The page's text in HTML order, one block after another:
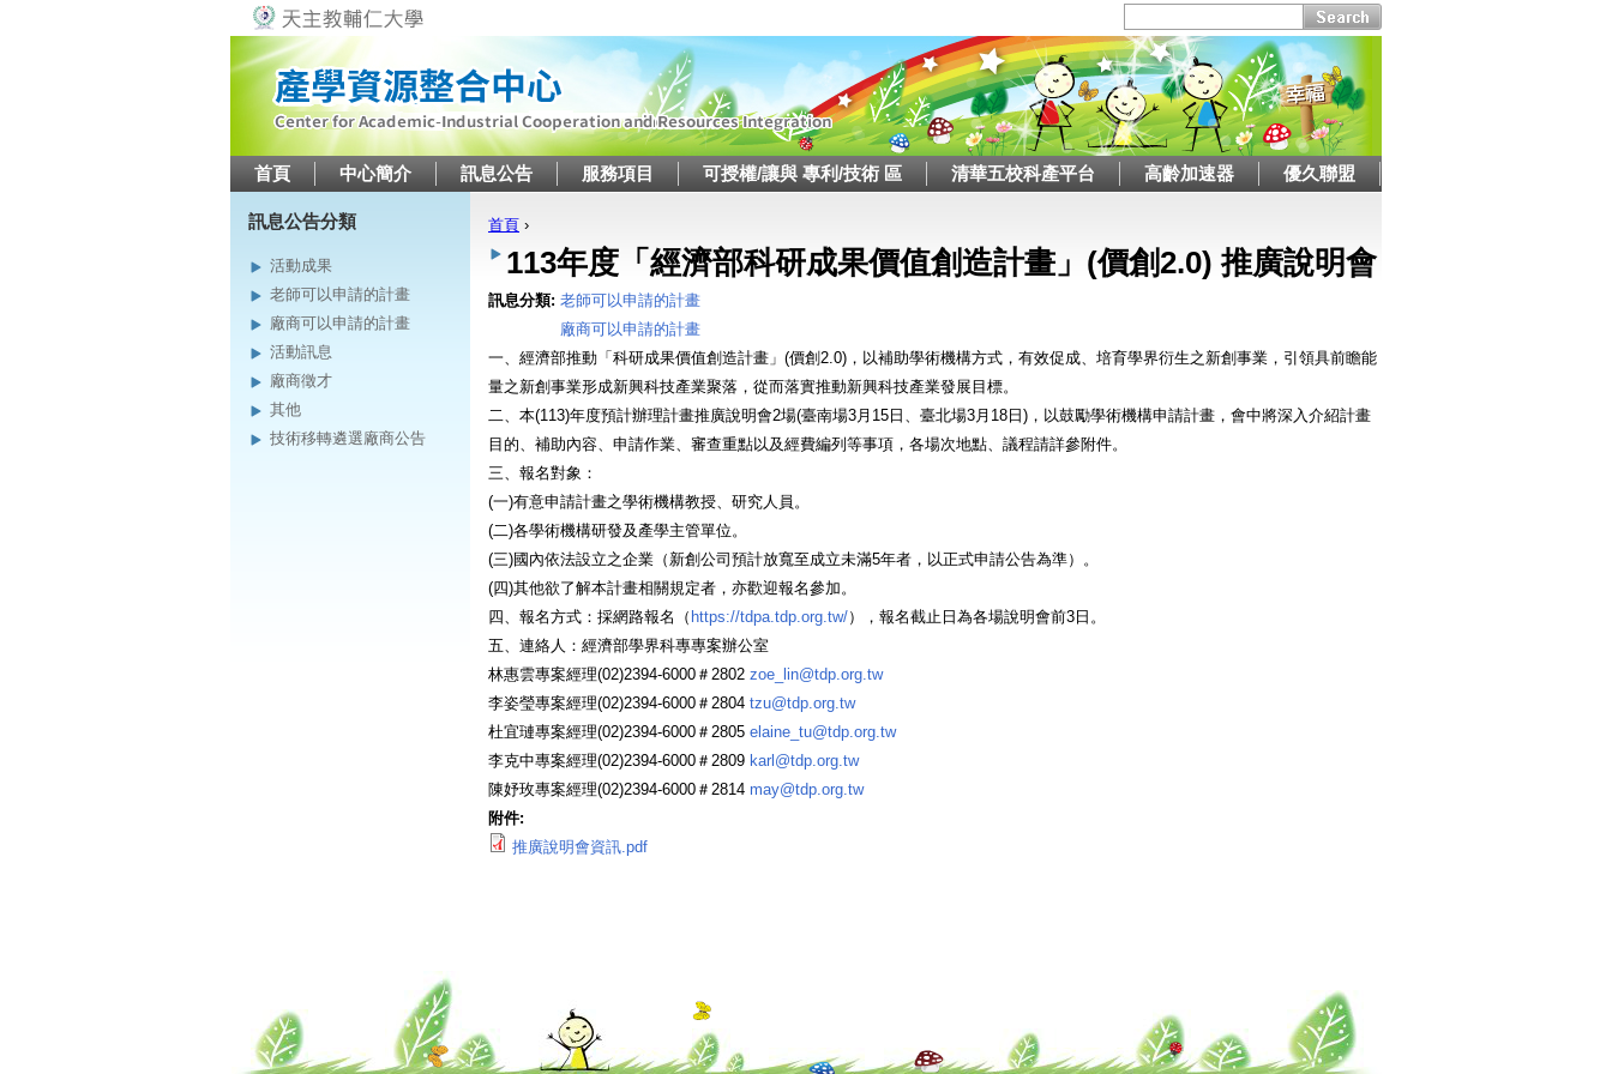
首頁 中心簡介 訊息公告 服務項目 可授權/讓與 專利/技術 區 清華五校科產平台 高齡加速器 優久聯盟
訊息公告分類
活動成果
老師可以申請的計畫
廠商可以申請的計畫
活動訊息
廠商徵才
其他
技術移轉遴選廠商公告
您在這裡
首頁 ›
113年度「經濟部科研成果價值創造計畫」(價創2.0) 推廣說明會
訊息分類: 老師可以申請的計畫
廠商可以申請的計畫
一、經濟部推動「科研成果價值創造計畫」(價創2.0)，以補助學術機構方式，有效促成、培育學界衍生之新創事業，引領具前瞻能
量之新創事業形成新興科技產業聚落，從而落實推動新興科技產業發展目標。
二、本(113)年度預計辦理計畫推廣說明會2場(臺南場3月15日、臺北場3月18日)，以鼓勵學術機構申請計畫，會中將深入介紹計畫
目的、補助內容、申請作業、審查重點以及經費編列等事項，各場次地點、議程請詳參附件。
三、報名對象：
(一)有意申請計畫之學術機構教授、研究人員。
(二)各學術機構研發及產學主管單位。
(三)國內依法設立之企業（新創公司預計放寬至成立未滿5年者，以正式申請公告為準）。
(四)其他欲了解本計畫相關規定者，亦歡迎報名參加。
四、報名方式：採網路報名（ https://tdpa.tdp.org.tw/），報名截止日為各場說明會前3日。
五、連絡人：經濟部學界科專專案辦公室
林惠雲專案經理(02)2394-6000＃2802 zoe_lin@tdp.org.tw
李姿瑩專案經理(02)2394-6000＃2804 tzu@tdp.org.tw
杜宜璉專案經理(02)2394-6000＃2805 elaine_tu@tdp.org.tw
李克中專案經理(02)2394-6000＃2809 karl@tdp.org.tw
陳妤玫專案經理(02)2394-6000＃2814 may@tdp.org.tw
附件:
推廣說明會資訊.pdf